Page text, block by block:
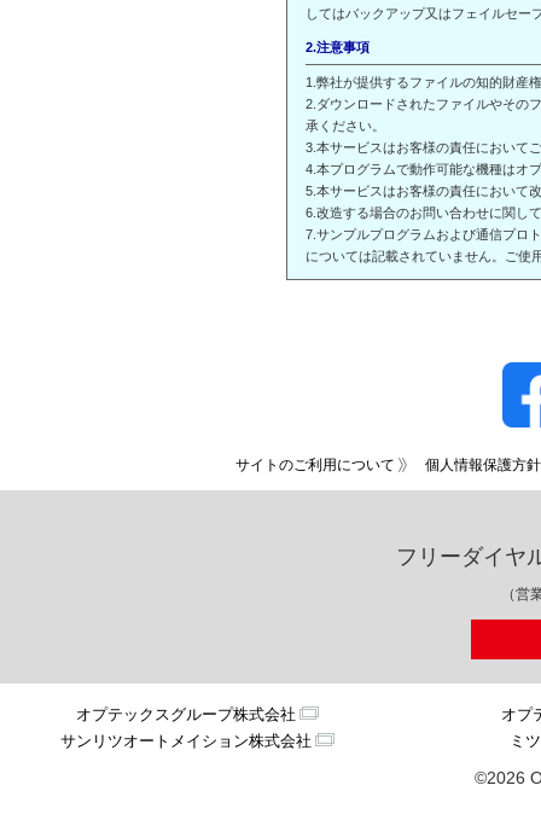
してはバックアップ又はフェイルセー
2.注意事項
1.弊社が提供するファイルの知的財産
2.ダウンロードされたファイルやその
承ください。
3.本サービスはお客様の責任において
4.本プログラムで動作可能な機種はオ
5.本サービスはお客様の責任において
6.改造する場合のお問い合わせに関し
7.サンプルプログラムおよび通信プロ
については記載されていません。ご使
サイトのご利用について 個人情報保護方針
フリーダイヤ
（営
オプテックスグループ株式会社
オプ
サンリツオートメイション株式会社
ミ
©2026